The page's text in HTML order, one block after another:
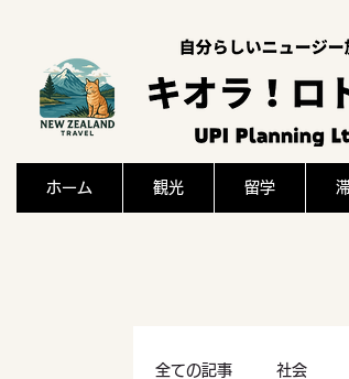
ホーム 観光 留学
全ての記事 社会